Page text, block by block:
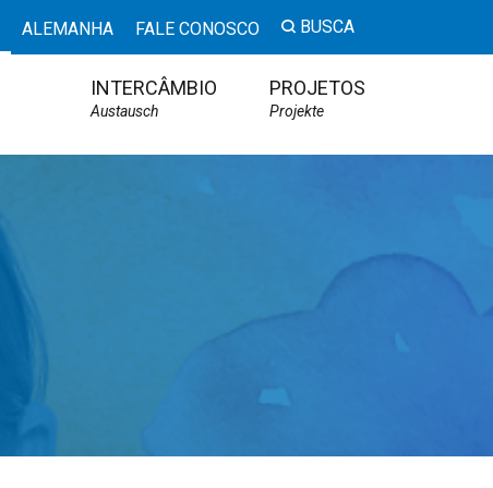
ALEMANHA FALE CONOSCO BUSCA
INTERCÂMBIO
Austausch
PROJETOS
Projekte